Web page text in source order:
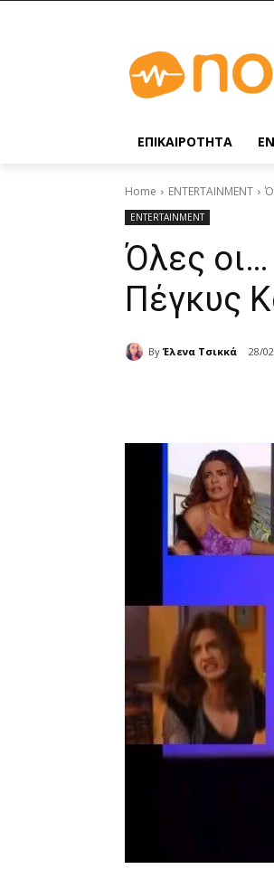
ΕΠΙΚΑΙΡΟΤΗΤΑ
Home ENTERTAINMENT
ENTERTAINMENT
Όλες
Πέγκυς
By Έλενα Τσικκά 28/